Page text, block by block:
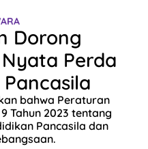
Dorong
Perda
bahwa Peraturan
Tahun 2023 tentang
Pancasila dan